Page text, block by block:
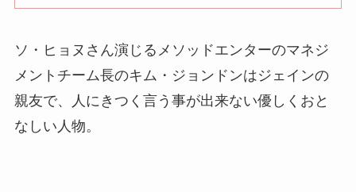
ソ・ヒョヌさん演じるメソッドエンターのマネジ
メントチーム長のキム・ジョンドンはジェインの
親友で、人にきつく言う事が出来ない優しくおと
なしい人物。